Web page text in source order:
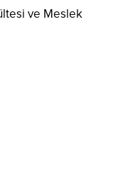
ve Meslek